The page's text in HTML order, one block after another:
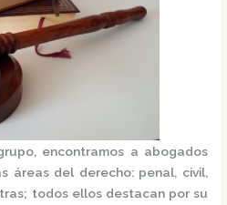
encontramos a abogados
áreas del derecho: penal, civil,
todos ellos destacan por su